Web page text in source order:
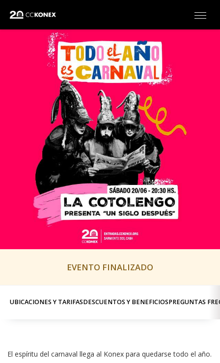
EVENTO FINALIZADO
UBICACIONES Y TARIFASDESCUENTOS Y BENEFICIOSPREGUNTAS
El espíritu del carnaval llega al Konex para quedarse todo el año.